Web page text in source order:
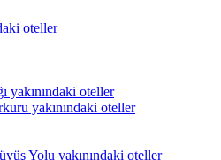
oteller
yakınındaki oteller
yakınındaki oteller
Yolu yakınındaki oteller